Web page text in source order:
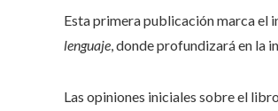
Esta primera publicación marca el
lenguaje, donde profundizará en la
Las opiniones iniciales sobre el